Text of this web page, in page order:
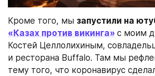
Кроме того, мы запустили на
«Казах против викинга» с моим
Костей Целлолихиным,
и ресторана Buffalo. Там мы
тему того, что коронавирус